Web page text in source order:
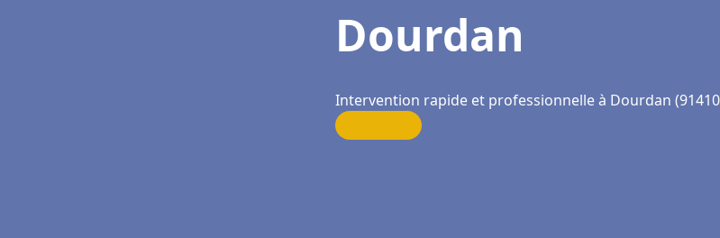
Dourdan
Intervention rapide et professionnelle à Dourdan